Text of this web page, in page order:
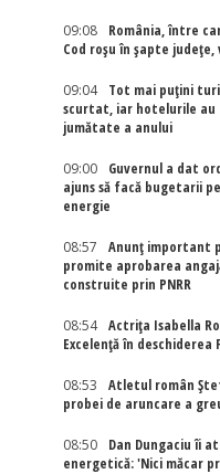
09:08
România, între
Cod roșu în șapte
09:04
Tot mai puțini
scurtat, iar hotelurile au
jumătate a anului
09:00
Guvernul a dat
ajuns să facă bugetarii
energie
08:57
Anunț important
promite aprobarea
construite prin PNRR
08:54
Actriţa Isabella
Excelenţă în deschiderea
08:53
Atletul român
probei de aruncare a
08:50
Dan Dungaciu îi
energetică: 'Nici măcar